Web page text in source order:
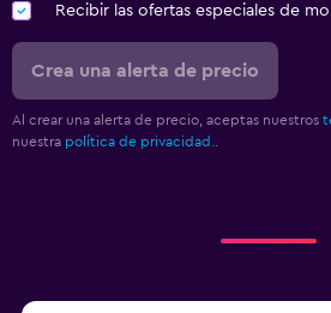
Recibir las ofertas especiales de
Crea una alerta de precio
Al crear una alerta de precio, aceptas nuestros
nuestra política de privacidad.